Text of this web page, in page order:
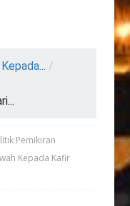
/
Pemikiran
Kepada Kafir